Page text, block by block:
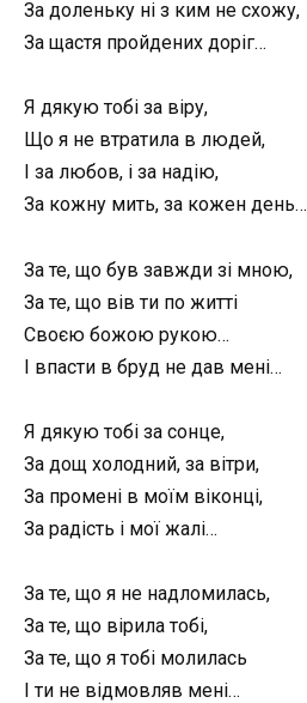
За доленьку ні з ким не схожу,
За щастя пройдених доріг…
Я дякую тобі за віру,
Що я не втратила в людей,
І за любов, і за надію,
За кожну мить, за кожен день…
За те, що був завжди зі мною,
За те, що вів ти по житті
Своєю божою рукою…
І впасти в бруд не дав мені…
Я дякую тобі за сонце,
За дощ холодний, за вітри,
За промені в моїм віконці,
За радість і мої жалі…
За те, що я не надломилась,
За те, що вірила тобі,
За те, що я тобі молилась
І ти не відмовляв мені…